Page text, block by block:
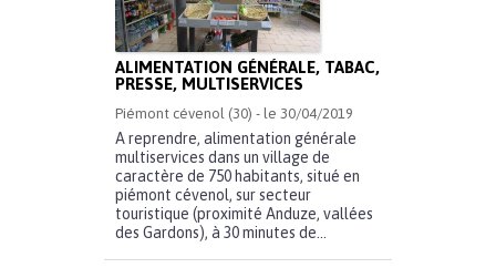
ALIMENTATION GÉNÉRALE, TABAC,
PRESSE, MULTISERVICES
Piémont cévenol (30) - le 30/04/2019
A reprendre, alimentation générale
multiservices dans un village de
caractère de 750 habitants, situé en
piémont cévenol, sur secteur
touristique (proximité Anduze, vallées
des Gardons), à 30 minutes de...